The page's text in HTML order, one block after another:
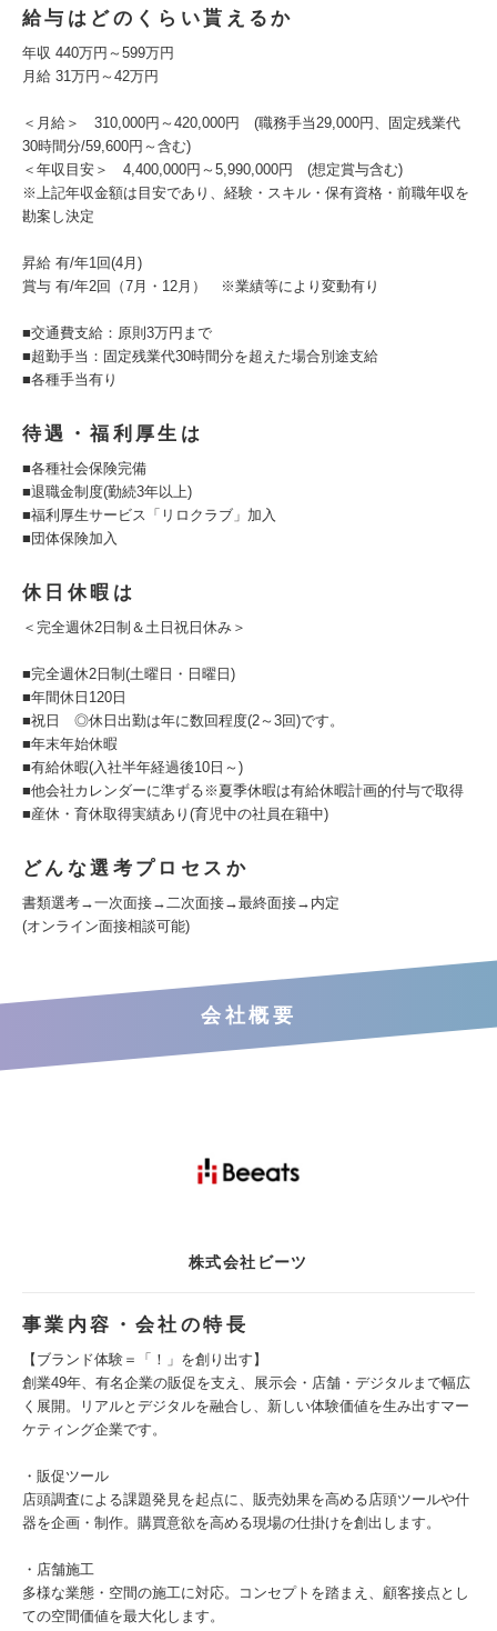
給与はどのくらい貰えるか
年収 440万円～599万円
月給 31万円～42万円
＜月給＞ 310,000円～420,000円 (職務手当29,000円、固定残業代
30時間分/59,600円～含む)
＜年収目安＞ 4,400,000円～5,990,000円 (想定賞与含む)
※上記年収金額は目安であり、経験・スキル・保有資格・前職年収を
勘案し決定
昇給 有/年1回(4月)
賞与 有/年2回（7月・12月） ※業績等により変動有り
■交通費支給：原則3万円まで
■超勤手当：固定残業代30時間分を超えた場合別途支給
■各種手当有り
待遇・福利厚生は
■各種社会保険完備
■退職金制度(勤続3年以上)
■福利厚生サービス「リロクラブ」加入
■団体保険加入
休日休暇は
＜完全週休2日制＆土日祝日休み＞
■完全週休2日制(土曜日・日曜日)
■年間休日120日
■祝日 ◎休日出勤は年に数回程度(2～3回)です。
■年末年始休暇
■有給休暇(入社半年経過後10日～)
■他会社カレンダーに準ずる※夏季休暇は有給休暇計画的付与で取得
■産休・育休取得実績あり(育児中の社員在籍中)
どんな選考プロセスか
書類選考→一次面接→二次面接→最終面接→内定
(オンライン面接相談可能)
会社概要
株式会社ビーツ
事業内容・会社の特長
【ブランド体験＝「！」を創り出す】
創業49年、有名企業の販促を支え、展示会・店舗・デジタルまで幅広
く展開。リアルとデジタルを融合し、新しい体験価値を生み出すマー
ケティング企業です。
・販促ツール
店頭調査による課題発見を起点に、販売効果を高める店頭ツールや什
器を企画・制作。購買意欲を高める現場の仕掛けを創出します。
・店舗施工
多様な業態・空間の施工に対応。コンセプトを踏まえ、顧客接点とし
ての空間価値を最大化します。